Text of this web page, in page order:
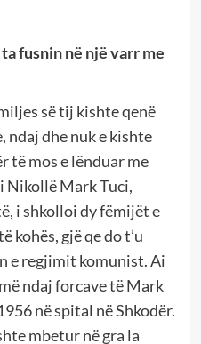
fusnin në një varr me
së tij kishte qenë
ndaj dhe nuk e kishte
të mos e lënduar me
Nikollë Mark Tuci,
i shkolloi dy fëmijët e
kohës, gjë qe do t’u
e regjimit komunist. Ai
ndaj forcave të Mark
në spital në Shkodër.
mbetur në gra la